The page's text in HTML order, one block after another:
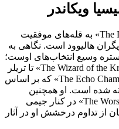
ویکاندر
آلیسیا ویکاندر که با فیلم «The Danish Girl» به قله‌های موفقیت
هالیوود است. نگاهی به
وسیع انتخاب‌های اوست؛
از بازی در کنار جود لا در فیلم «The Wizard of the Kremlin» تا تریلر
علمی‌تخیلی «Hope» و حضور در «The Echo Chamber» که بر اساس
شده است. او همچنین
به‌تازگی در حال فیلم‌برداری پروژه «The Worst» در کنار جیمی
از تداوم درخشش او در آثار